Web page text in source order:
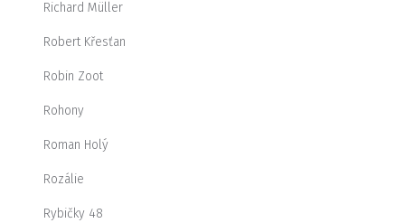
Richard Müller
Robert Křesťan
Robin Zoot
Rohony
Roman Holý
Rozálie
Rybičky 48